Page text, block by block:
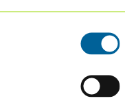
Inreviso Ab